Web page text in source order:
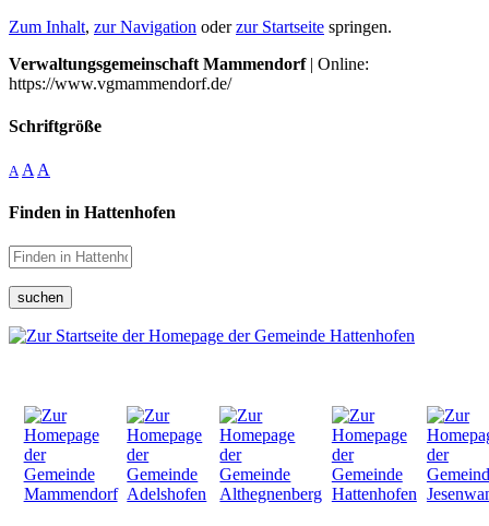
Zum Inhalt, zur Navigation oderzur Startseite springen.
Verwaltungsgemeinschaft Mammendorf| Online:
https://www.vgmammendorf.de/
Schriftgröße
A A A
Finden in Hattenhofen
suchen